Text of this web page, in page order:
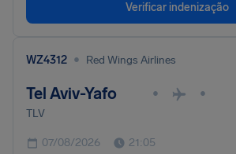
Verificar indenização
WZ4312 • Red Wings Airlines
Tel Aviv-Yafo • •
TLV
07/08/2026 21:05